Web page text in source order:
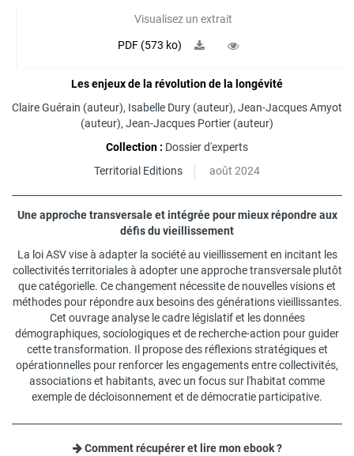
Visualisez un extrait
PDF (573 ko)
Les enjeux de la révolution de la longévité
Claire Guérain (auteur), Isabelle Dury (auteur), Jean-Jacques Amyot
(auteur), Jean-Jacques Portier (auteur)
Collection : Dossier d'experts
Territorial Editions
août 2024
Une approche transversale et intégrée pour mieux répondre aux
défis du vieillissement
La loi ASV vise à adapter la société au vieillissement en incitant les
collectivités territoriales à adopter une approche transversale plutôt
que catégorielle. Ce changement nécessite de nouvelles visions et
méthodes pour répondre aux besoins des générations vieillissantes.
Cet ouvrage analyse le cadre législatif et les données
démographiques, sociologiques et de recherche-action pour guider
cette transformation. Il propose des réflexions stratégiques et
opérationnelles pour renforcer les engagements entre collectivités,
associations et habitants, avec un focus sur l'habitat comme
exemple de décloisonnement et de démocratie participative.
Comment récupérer et lire mon ebook ?